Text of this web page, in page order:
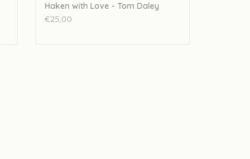
Haken with Love - Tom Daley
€25,00